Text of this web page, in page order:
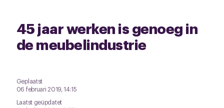
45 jaar werken is genoeg in
de meubelindustrie
Geplaatst
06 februari 2019, 14:15
Laatst geüpdatet